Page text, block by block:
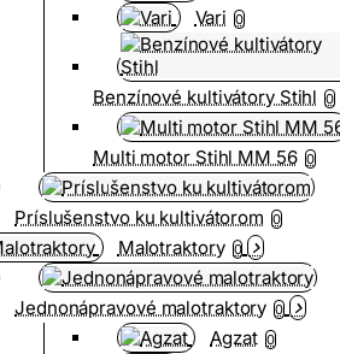
Vari 0
Benzínové kultivátory Stihl 0
Multi motor Stihl MM 56 0
Príslušenstvo ku kultivátorom 0
Malotraktory 0
Jednonápravové malotraktory 0
Agzat 0